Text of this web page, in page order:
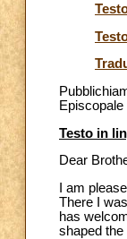
Testo in
Dear
I am
There I
has
shaped